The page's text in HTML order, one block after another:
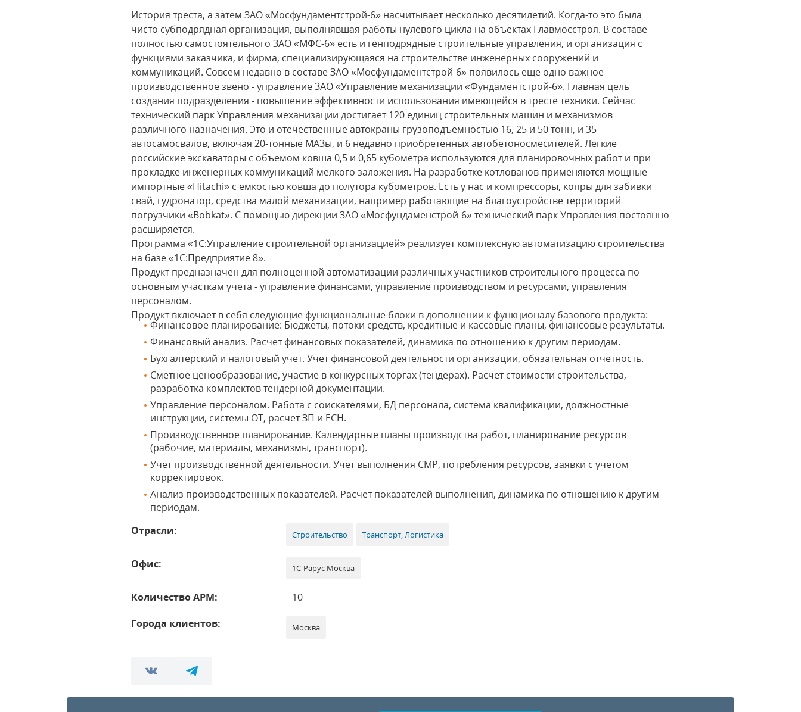
История треста, а затем ЗАО «Мосфундаментстрой-6» насчитывает несколько десятилетий. Когда-то это была
чисто субподрядная организация, выполнявшая работы нулевого цикла на объектах Главмосстроя. В составе
полностью самостоятельного ЗАО «МФС-6» есть и генподрядные строительные управления, и организация с
функциями заказчика, и фирма, специализирующаяся на строительстве инженерных сооружений и
коммуникаций. Совсем недавно в составе ЗАО «Мосфундаментстрой-6» появилось еще одно важное
производственное звено - управление ЗАО «Управление механизации «Фундаментстрой-6». Главная цель
создания подразделения - повышение эффективности использования имеющейся в тресте техники. Сейчас
технический парк Управления механизации достигает 120 единиц строительных машин и механизмов
различного назначения. Это и отечественные автокраны грузоподъемностью 16, 25 и 50 тонн, и 35
автосамосвалов, включая 20-тонные МАЗы, и 6 недавно приобретенных автобетоносмесителей. Легкие
российские экскаваторы с объемом ковша 0,5 и 0,65 кубометра используются для планировочных работ и при
прокладке инженерных коммуникаций мелкого заложения. На разработке котлованов применяются мощные
импортные «Hitachi» с емкостью ковша до полутора кубометров. Есть у нас и компрессоры, копры для забивки
свай, гудронатор, средства малой механизации, например работающие на благоустройстве территорий
погрузчики «Bobkat». С помощью дирекции ЗАО «Мосфундаменстрой-6» технический парк Управления постоянно
расширяется.
Программа «1С:Управление строительной организацией» реализует комплексную автоматизацию строительства
на базе «1С:Предприятие 8».
Продукт предназначен для полноценной автоматизации различных участников строительного процесса по
основным участкам учета - управление финансами, управление производством и ресурсами, управления
персоналом.
Продукт включает в себя следующие функциональные блоки в дополнении к функционалу базового продукта:
Финансовое планирование: Бюджеты, потоки средств, кредитные и кассовые планы, финансовые результаты.
Финансовый анализ. Расчет финансовых показателей, динамика по отношению к другим периодам.
Бухгалтерский и налоговый учет. Учет финансовой деятельности организации, обязательная отчетность.
Сметное ценообразование, участие в конкурсных торгах (тендерах). Расчет стоимости строительства,
разработка комплектов тендерной документации.
Управление персоналом. Работа с соискателями, БД персонала, система квалификации, должностные
инструкции, системы ОТ, расчет ЗП и ЕСН.
Производственное планирование. Календарные планы производства работ, планирование ресурсов
(рабочие, материалы, механизмы, транспорт).
Учет производственной деятельности. Учет выполнения СМР, потребления ресурсов, заявки с учетом
корректировок.
Анализ производственных показателей. Расчет показателей выполнения, динамика по отношению к другим
периодам.
Отрасли:
Строительство Транспорт, Логистика
Офис: 1С-Рарус Москва
Количество АРМ:
10
Города клиентов:
Москва